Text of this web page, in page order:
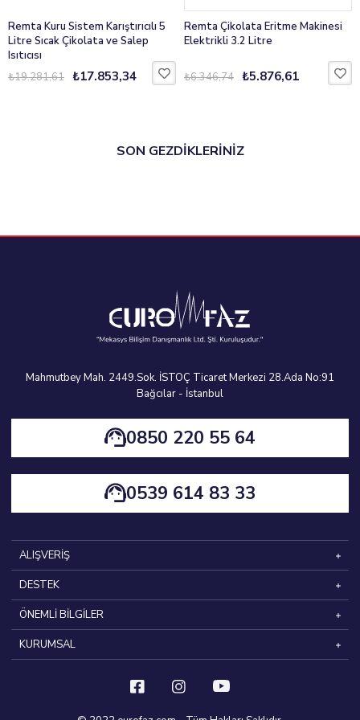
Sıcak Çikolata Makineleri
kategorisinde yer alan bu
model, yüksek kapasite gerektiren profesyonel
Remta Kuru Sistem Karıştırıcılı 5
Litre Sıcak Çikolata ve Salep
Isıtıcısı
₺17.853,34
₺19.281,61
Remta Çikolata Eritme Makinesi
Elektrikli 3.2 Litre
₺5.876,61
₺6.346,74
SON GEZDİKLERİNİZ
Mahmutbey Mah. 2449.Sok. İSTOÇ Ticaret Merkezi 28.Ada No:91
Bağcılar - İstanbul
0850 220 55 64
0539 614 83 33
ALIŞVERİŞ
DESTEK
ÖNEMLİ BİLGİLER
KURUMSAL